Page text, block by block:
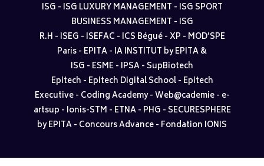
ISG - ISG LUXURY MANAGEMENT - ISG SPORT
BUSINESS MANAGEMENT - ISG
R.H - ISEG - ISEFAC - ICS Bégué-XP - MOD’SPE
Paris- EPITA- IA INSTITUT by EPITA &
ISG - ESME- IPSA- SupBiotech
Epitech - Epitech Digital School- Epitech
Executive- Coding Academy-Web@cademie- e-
artsup - Ionis-STM - ETNA- PHG - SECURESPHERE
by EPITA- Concours Advance- Fondation IONIS